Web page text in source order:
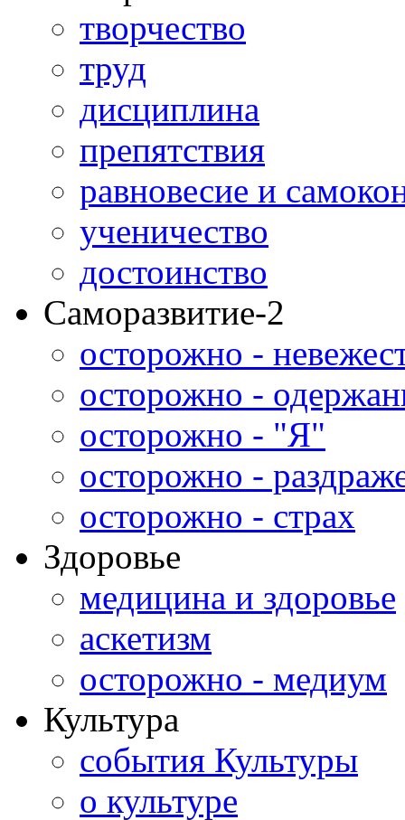
творчество
труд
дисциплина
препятствия
равновесие и
ученичество
достоинство
Саморазвитие-2
осторожно -
осторожно -
осторожно - "Я"
осторожно -
осторожно - страх
Здоровье
медицина и здоровье
аскетизм
осторожно - медиум
Культура
события Культуры
о культуре